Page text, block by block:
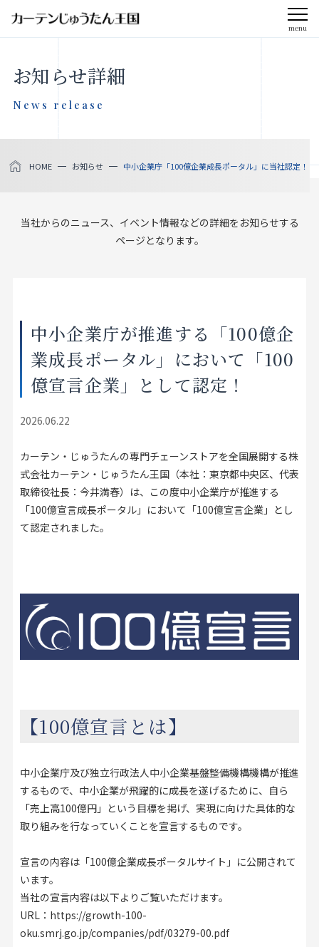
menu
お知らせ
採用情報
店舗をさがす
私たちのこだわり
お客様の声
お役立ち情報
FAQ
お見積り来店予約はこちら
お知らせ詳細
News release
HOME お知らせ 中小企業庁「100億企業成長ポータル」に当社認定！
当社からのニュース、イベント情報などの詳細をお知らせする
ページとなります。
中小企業庁が推進する「100億企
業成長ポータル」において「100
億宣言企業」として認定！
2026.06.22
カーテン・じゅうたんの専門チェーンストアを全国展開する株
式会社カーテン・じゅうたん王国（本社：東京都中央区、代表
取締役社長：今井満春）は、この度中小企業庁が推進する
「100億宣言成長ポータル」において「100億宣言企業」とし
て認定されました。
【100億宣言とは】
中小企業庁及び独立行政法人中小企業基盤整備機構機構が推進
するもので、中小企業が飛躍的に成長を遂げるために、自ら
「売上高100億円」という目標を掲げ、実現に向けた具体的な
取り組みを行なっていくことを宣言するものです。
宣言の内容は「100億企業成長ポータルサイト」に公開されて
います。
当社の宣言内容は以下よりご覧いただけます。
URL： https://growth-100-
oku.smrj.go.jp/companies/pdf/03279-00.pdf